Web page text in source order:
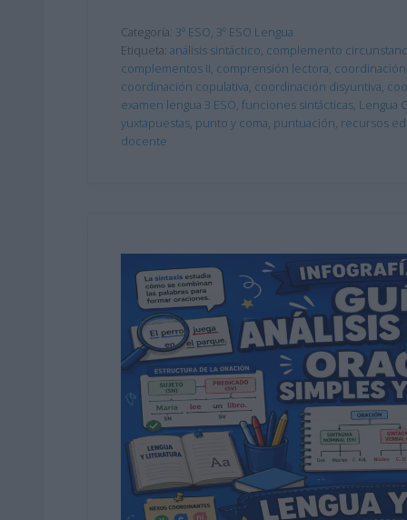
Categoría: 3º ESO, 3º ESO Lengua
Etiqueta: análisis sintáctico, complemento
complementos II, comprensión lectora, coordinación
coordinación copulativa, coordinación disyuntiva,
examen lengua 3 ESO, funciones sintácticas, Lengua
yuxtapuestas, punto y coma, puntuación, recursos
docente